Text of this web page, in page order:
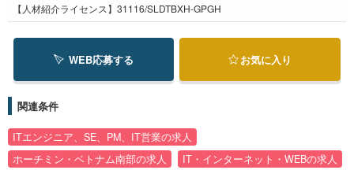
【人材紹介ライセンス】31116/SLDTBXH-GPGH
WEB応募する お気に入り
関連条件
ITエンジニア、SE、PM、IT営業の求人
ホーチミン・ベトナム南部の求人
IT・インターネット・WEBの求人